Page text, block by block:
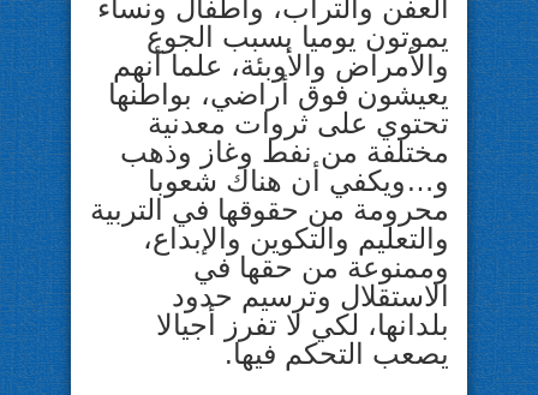
العفن والتراب، وأطفال ونساء
يموتون يوميا بسبب الجوع
والأمراض والأوبئة، علما أنهم
يعيشون فوق أراضي، بواطنها
تحتوي على ثروات معدنية
مختلفة من نفط وغاز وذهب
و…ويكفي أن هناك شعوبا
محرومة من حقوقها في التربية
والتعليم والتكوين والإبداع،
وممنوعة من حقها في
الاستقلال وترسيم حدود
بلدانها، لكي لا تفرز أجيالا
يصعب التحكم فيها.